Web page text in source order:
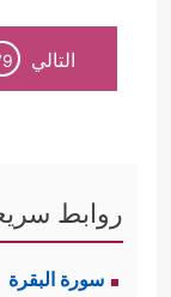
التالي
روابط
سورة البقرة